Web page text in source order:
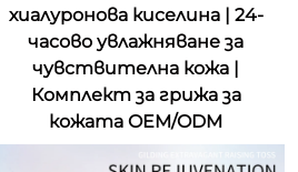
хиалуронова киселина | 24-
часово увлажняване за
чувствителна кожа |
Комплект за грижа за
кожата OEM/ODM